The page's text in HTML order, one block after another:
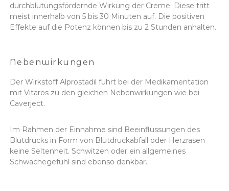
durchblutungsfördernde Wirkung der Creme. Diese tritt
meist innerhalb von 5 bis 30 Minuten auf. Die positiven
Effekte auf die Potenz können bis zu 2 Stunden anhalten.
Nebenwirkungen
Der Wirkstoff Alprostadil führt bei der Medikamentation
mit Vitaros zu den gleichen Nebenwirkungen wie bei
Caverject.
Im Rahmen der Einnahme sind Beeinflussungen des
Blutdrucks in Form von Blutdruckabfall oder Herzrasen
keine Seltenheit. Schwitzen oder ein allgemeines
Schwächegefühl sind ebenso denkbar.